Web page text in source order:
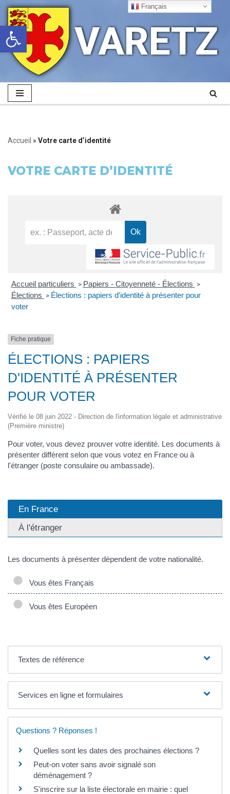
Ouvrir la barre d’outils
Aller
au
contenu
VARETZ
Accueil » Votre carte d’identité
VOTRE CARTE D’IDENTITÉ
Accueil particuliers > Papiers - Citoyenneté - Élections >
Élections > Élections : papiers d'identité à présenter pour
voter
Fiche pratique
ÉLECTIONS : PAPIERS
D'IDENTITÉ À PRÉSENTER
POUR VOTER
Vérifié le 08 juin 2022 - Direction de l'information légale et administrative
(Première ministre)
Pour voter, vous devez prouver votre identité. Les documents à
présenter diffèrent selon que vous votez en France ou à
l'étranger (poste consulaire ou ambassade).
En France
À l'étranger
Les documents à présenter dépendent de votre nationalité.
Vous êtes Français
Vous êtes Européen
Textes de référence
Services en ligne et formulaires
Questions ? Réponses !
Quelles sont les dates des prochaines élections ?
Peut-on voter sans avoir signalé son
déménagement ?
S'inscrire sur la liste électorale en mairie : quel
Français